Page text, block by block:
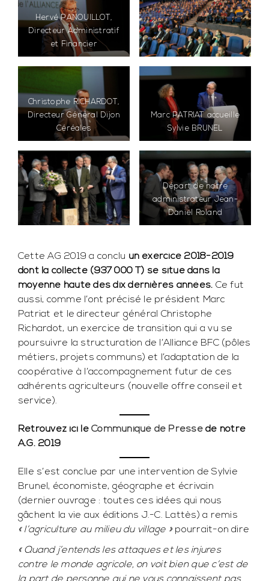
Hervé PANOUILLOT,
Directeur Administratif
et Financier
Christophe RICHARDOT,
Directeur Général Dijon
Céréales
Marc PATRIAT accueille
Sylvie BRUNEL
Départ de notre
administrateur Jean-
Daniel Roland
Cette AG 2019 a conclu un exercice 2018-2019
dont la collecte (937 000 T) se situe dans la
moyenne haute des dix dernières années. Ce fut
aussi, comme l’ont précisé le président Marc
Patriat et le directeur général Christophe
Richardot, un exercice de transition qui a vu se
poursuivre la structuration de l’Alliance BFC (pôles
métiers, projets communs) et l’adaptation de la
coopérative à l’accompagnement futur de ces
adhérents agriculteurs (nouvelle offre conseil et
service).
Retrouvez ici leCommuniqué de Pressede notre
A.G. 2019
Elle s’est conclue par une intervention de Sylvie
Brunel, économiste, géographe et écrivain
(dernier ouvrage : toutes ces idées qui nous
gâchent la vie aux éditions J.-C. Lattès) a remis
« l’agriculture au milieu du village »pourrait-on dire
« Quand j’entends les attaques et les injures
contre le monde agricole, on voit bien que c’est de